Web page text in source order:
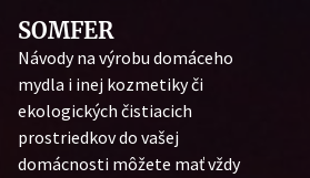
the
content
SOMFER
Návody na výrobu domáceho
mydla i inej kozmetiky či
ekologických čistiacich
prostriedkov do vašej
domácnosti môžete mať vždy